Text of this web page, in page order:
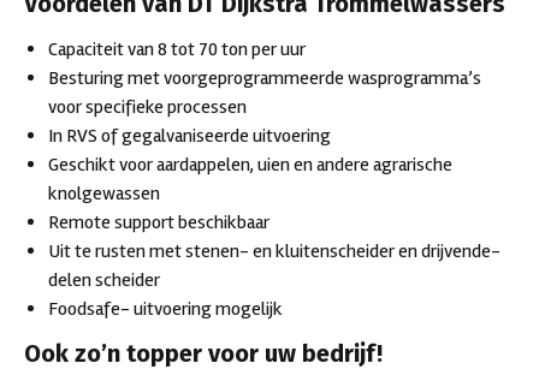
Capaciteit van 8 tot 70 ton per uur
Besturing met voorgeprogrammeerde wasprogramma’s
voor specifieke processen
In RVS of gegalvaniseerde uitvoering
Geschikt voor aardappelen, uien en andere agrarische
knolgewassen
Remote support beschikbaar
Uit te rusten met stenen- en kluitenscheider en drijvende-
delen scheider
Foodsafe- uitvoering mogelijk
Ook zo’n topper voor uw bedrijf!